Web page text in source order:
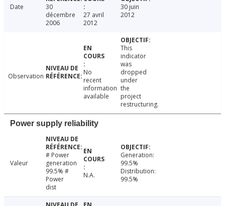
Date
30
décembre
2006
27 avril
2012
30 juin
2012
Observation
No
recent
information
available
This
indicator
was
dropped
under
the
project
restructuring.
Power supply reliability
Valeur
# Power
generation
99.5% #
Power
dist
N.A.
Generation:
99.5%
Distribution:
99.5%